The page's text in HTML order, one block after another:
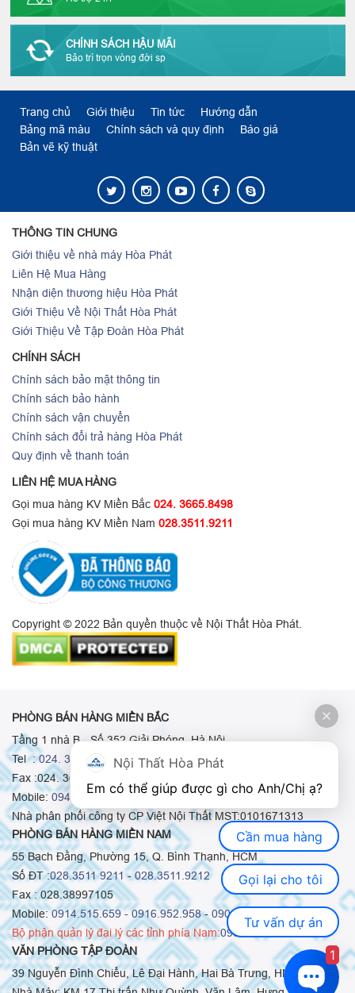
CHÍNH SÁCH HẬU MÃI
Bảo trì trọn vòng đời sp
Trang chủ Giới thiệu Tin tức
Hướng dẫn
Bảng mã màu
Chính sách và quy định
Báo giá
Bản vẽ kỹ thuật
THÔNG TIN CHUNG
Giới thiệu về nhà máy Hòa Phát
Liên Hệ Mua Hàng
Nhận diện thương hiệu Hòa Phát
Giới Thiệu Về Nội Thất Hòa Phát
Giới Thiệu Về Tập Đoàn Hòa Phát
CHÍNH SÁCH
Chính sách bảo mật thông tin
Chính sách bảo hành
Chính sách vận chuyển
Chính sách đổi trả hàng Hòa Phát
Quy định về thanh toán
LIÊN HỆ MUA HÀNG
Gọi mua hàng KV Miền Bắc 024. 3665.8498
Gọi mua hàng KV Miền Nam 028.3511.9211
Copyright © 2022 Bản quyền thuộc về Nội Thất Hòa Phát.
PHÒNG BÁN HÀNG MIỀN BẮC
Tầng 1 nhà B - Số 352 Giải Phóng, Hà Nội
Tel :024. 3665 8498-024. 3665 8966-024. 3665 8993
Fax :024. 3664.9379
Mobile: 0948.511.555- 0973.375.668- 0942.155.688
Nhà phân phối công ty CP Việt Nội Thất MST:0101671313
PHÒNG BÁN HÀNG MIỀN NAM
55 Bạch Đằng, Phường 15, Q. Bình Thạnh, HCM
Số ĐT :028.3511 9211-028.3511.9212
Fax : 028.38997105
Mobile:0914.515.659 -0916.952.958- 0903.331.921
Bộ phận quản lý đại lý các tỉnh phía Nam:0903.331.921
VĂN PHÒNG TẬP ĐOÀN
39 Nguyễn Đình Chiểu, Lê Đại Hành, Hai Bà Trưng, HN
Nội Thất Hòa Phát
Cần mua hàng
Gọi lại cho tôi
Tư vấn dự án
1